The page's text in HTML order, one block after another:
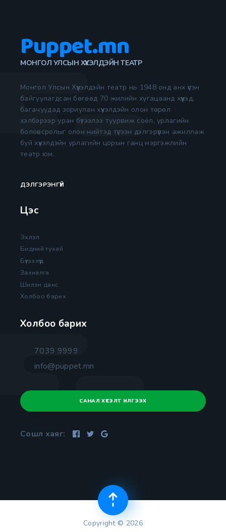
Puppet.mn
МОНГОЛ УЛСЫН ХҮҮХЭЛДЭЙН ТЕАТР
Монгол Улсын Хүүхэлдэйн театр нь 1948 онд анх үүсэн
байгуулагдсан бөгөөд 70 жилийн хугацаанд хүүхэд,
багачуудад зориулан хүүхэлдэйн олон төрөл
хэлбэрээр уран бүтээлээ туурвиж соёл, урлагийн
боловсролыг олон нийтэд түгээн дэлгэрүүлэн ажиллаж
буй хүүхэлдэйн урлагийн цорын ганц мэргэжлийн
театр юм.
ДЭЛГЭРЭНГҮЙ
Цэс
Эхлэл
Бидний тухай
Бүтээлүүд
Захиалга
Шилэн данс
Холбоо барих
Холбоо барих
7039 9999
info@puppet.mn
САНАЛ ХҮСЭЛТ ИЛГЭЭХ
Сошл хаяг:
Copyright © 2026